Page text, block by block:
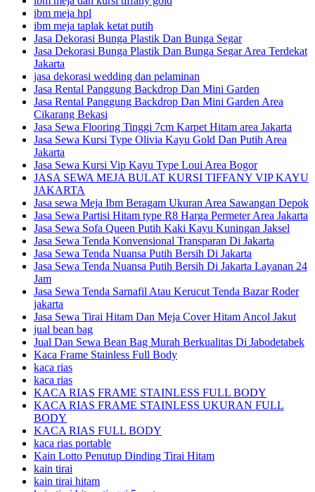
ibm meja hpl
ibm meja taplak ketat putih
Jasa Dekorasi Bunga Plastik Dan Bunga Segar
Jasa Dekorasi Bunga Plastik Dan Bunga Segar Area Terdekat
Jakarta
jasa dekorasi wedding dan pelaminan
Jasa Rental Panggung Backdrop Dan Mini Garden
Jasa Rental Panggung Backdrop Dan Mini Garden Area
Cikarang Bekasi
Jasa Sewa Flooring Tinggi 7cm Karpet Hitam area Jakarta
Jasa Sewa Kursi Type Olivia Kayu Gold Dan Putih Area
Jakarta
Jasa Sewa Kursi Vip Kayu Type Loui Area Bogor
JASA SEWA MEJA BULAT KURSI TIFFANY VIP KAYU
JAKARTA
Jasa sewa Meja Ibm Beragam Ukuran Area Sawangan Depok
Jasa Sewa Partisi Hitam type R8 Harga Permeter Area Jakarta
Jasa Sewa Sofa Queen Putih Kaki Kayu Kuningan Jaksel
Jasa Sewa Tenda Konvensional Transparan Di Jakarta
Jasa Sewa Tenda Nuansa Putih Bersih Di Jakarta
Jasa Sewa Tenda Nuansa Putih Bersih Di Jakarta Layanan 24
Jam
Jasa Sewa Tenda Sarnafil Atau Kerucut Tenda Bazar Roder
jakarta
Jasa Sewa Tirai Hitam Dan Meja Cover Hitam Ancol Jakut
jual bean bag
Jual Dan Sewa Bean Bag Murah Berkualitas Di Jabodetabek
Kaca Frame Stainless Full Body
kaca rias
kaca rias
KACA RIAS FRAME STAINLESS FULL BODY
KACA RIAS FRAME STAINLESS UKURAN FULL
BODY
KACA RIAS FULL BODY
kaca rias portable
Kain Lotto Penutup Dinding Tirai Hitam
kain tirai
kain tirai hitam